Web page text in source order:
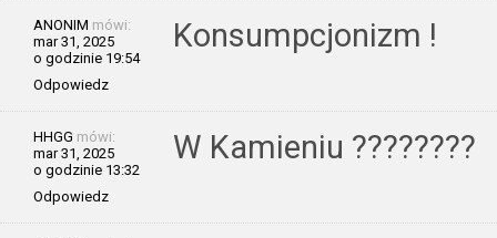
ANONIM mówi:
mar 31, 2025
o godzinie 19:54
Odpowiedz
Konsumpcjonizm !
HHGG mówi:
mar 31, 2025
o godzinie 13:32
Odpowiedz
W Kamieniu ????????